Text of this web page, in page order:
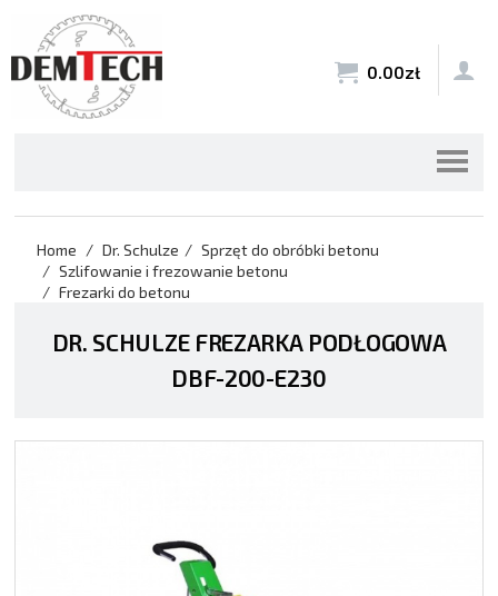
 0.00zł 
Home Dr. Schulze
Sprzęt do obróbki betonu
Szlifowanie i frezowanie betonu
Frezarki do betonu
DR. SCHULZE FREZARKA PODŁOGOWA
DBF-200-E230